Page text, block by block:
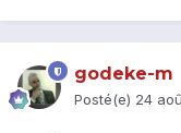
godeke-m
Posté(e) 24